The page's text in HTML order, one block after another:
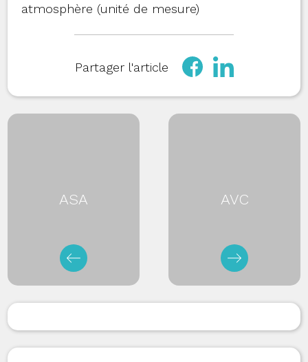
atmosphère (unité de mesure)
Partager l'article
ASA AVC